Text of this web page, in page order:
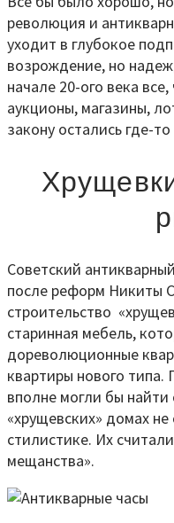
революция и
уходит в глубокое
возрождение, но
начале 20-ого века
аукционы, магазины,
закону остались где-
Советский
после реформ Никиты
строительство
старинная мебель,
дореволюционные
квартиры нового
вполне могли бы найти
«хрущевских» домах
стилистике. Их
мещанства».